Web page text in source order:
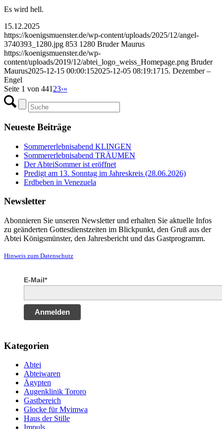
Es wird hell.
15.12.2025
https://koenigsmuenster.de/wp-content/uploads/2025/12/angel-
3740393_1280.jpg 853 1280 Bruder Maurus
https://koenigsmuenster.de/wp-
content/uploads/2019/12/abtei_logo_weiss_Homepage.png Bruder
Maurus2025-12-15 00:00:152025-12-05 08:19:1715. Dezember –
Engel
Seite 1 von 441 23›»
Neueste Beiträge
Sommererlebnisabend KLINGEN
Sommererlebnisabend TRÄUMEN
Der AbteiSommer ist eröffnet
Predigt am 13. Sonntag im Jahreskreis (28.06.2026)
Erdbeben in Venezuela
Newsletter
Abonnieren Sie unseren Newsletter und erhalten Sie aktuelle Infos
zu geänderten Gottesdienstzeiten im Blickpunkt, den Gruß aus der
Abtei Königsmünster, den Jahresbericht und das Gastprogramm.
Hinweis zum Datenschutz
E-Mail*
Anmelden
Kategorien
Abtei
Abteiwaren
Ägypten
Augenklinik Tororo
Gastbereich
Glocke für Mvimwa
Haus der Stille